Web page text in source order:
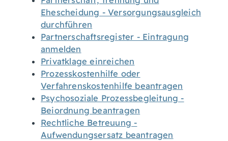
Ehescheidung - Versorgungsausgleich
durchführen
Partnerschaftsregister - Eintragung
anmelden
Privatklage einreichen
Prozesskostenhilfe oder
Verfahrenskostenhilfe beantragen
Psychosoziale Prozessbegleitung -
Beiordnung beantragen
Rechtliche Betreuung -
Aufwendungsersatz beantragen